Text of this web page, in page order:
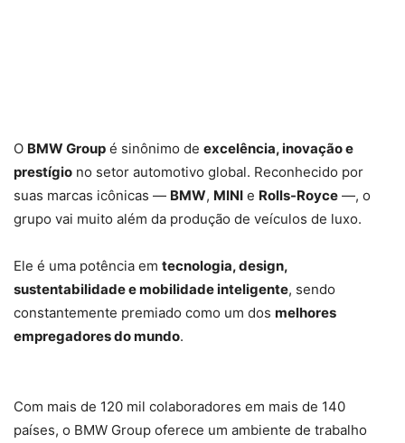
O BMW Group é sinônimo de excelência, inovação e
prestígio no setor automotivo global. Reconhecido por
suas marcas icônicas — BMW, MINI e Rolls-Royce —, o
grupo vai muito além da produção de veículos de luxo.
Ele é uma potência em tecnologia, design,
sustentabilidade e mobilidade inteligente, sendo
constantemente premiado como um dos melhores
empregadores do mundo.
Com mais de 120 mil colaboradores em mais de 140
países, o BMW Group oferece um ambiente de trabalho